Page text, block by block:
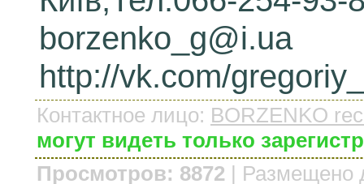
http://vk.com/
Контактное лицо: BORZENKO
могут видеть только
Просмотров: 8872 | Размещено